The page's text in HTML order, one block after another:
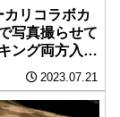
リコラボカ
写真撮らせて
ング両方入荷
2023.07.21